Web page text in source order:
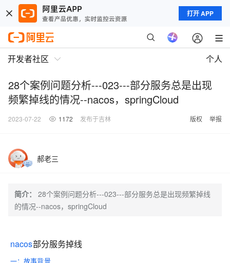
打开 APP
开发者社区 个人
28个案例问题分析---023---部分服务总是出现
频繁掉线的情况--nacos，springCloud
2023-07-22 1172 发布于吉林 版权 举报
郝老三
简介：
28个案例问题分析---023---部分服务总是出现频繁掉线
的情况--nacos，springCloud
nacos部分服务掉线
一：故事背景